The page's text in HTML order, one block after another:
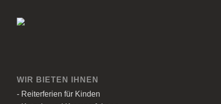
WIR BIETEN IHNEN
- Reiterferien für Kinden